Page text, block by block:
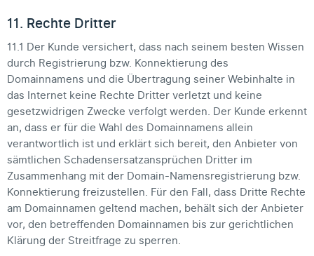
11. Rechte Dritter
11.1 Der Kunde versichert, dass nach seinem besten Wissen
durch Registrierung bzw. Konnektierung des
Domainnamens und die Übertragung seiner Webinhalte in
das Internet keine Rechte Dritter verletzt und keine
gesetzwidrigen Zwecke verfolgt werden. Der Kunde erkennt
an, dass er für die Wahl des Domainnamens allein
verantwortlich ist und erklärt sich bereit, den Anbieter von
sämtlichen Schadensersatzansprüchen Dritter im
Zusammenhang mit der Domain-Namensregistrierung bzw.
Konnektierung freizustellen. Für den Fall, dass Dritte Rechte
am Domainnamen geltend machen, behält sich der Anbieter
vor, den betreffenden Domainnamen bis zur gerichtlichen
Klärung der Streitfrage zu sperren.